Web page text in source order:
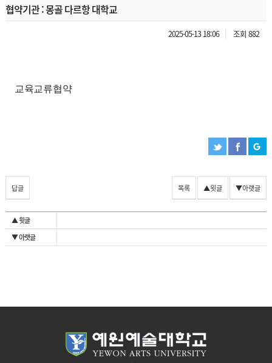
협약기관 : 몽골 다르항 대학교
2025-05-13 18:06 조회 882
교육교류협약
답글 목록 ▲윗글 ▼아랫글
▲ 윗글
▼ 아랫글